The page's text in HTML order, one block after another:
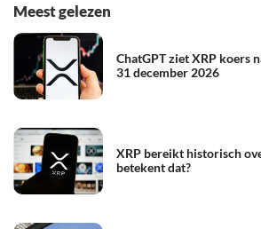
Meest gelezen
ChatGPT ziet XRP koers
31 december 2026
XRP bereikt historisch
betekent dat?